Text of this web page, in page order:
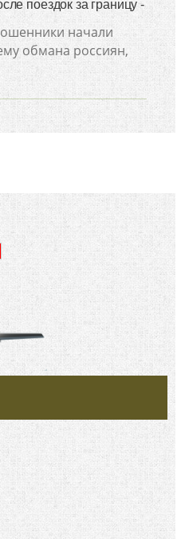
поездок за границу -
начали
обмана россиян,